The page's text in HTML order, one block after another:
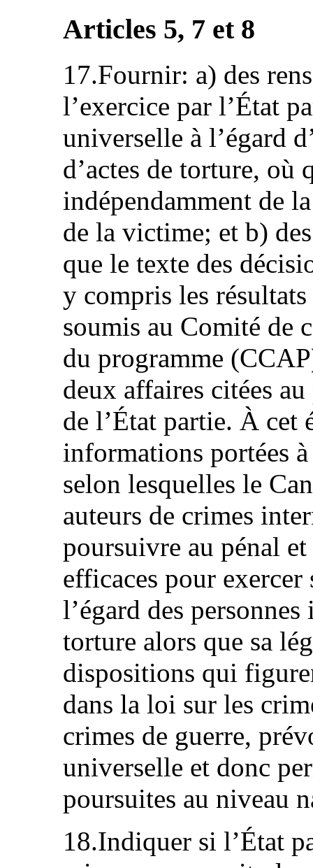
Articles 5, 7 et 8
17.Fournir: a) des
l’exercice par l’État
universelle à l’égard
d’actes de torture, où
indépendamment de
de la victime; et b)
que le texte des
y compris les résultats
soumis au Comité de
du programme
deux affaires citées
de l’État partie. À cet
informations portées
selon lesquelles le
auteurs de crimes
poursuivre au pénal et
efficaces pour exercer
l’égard des
torture alors que sa
dispositions qui
dans la loi sur les
crimes de guerre,
universelle et donc
poursuites au niveau
18.Indiquer si l’État